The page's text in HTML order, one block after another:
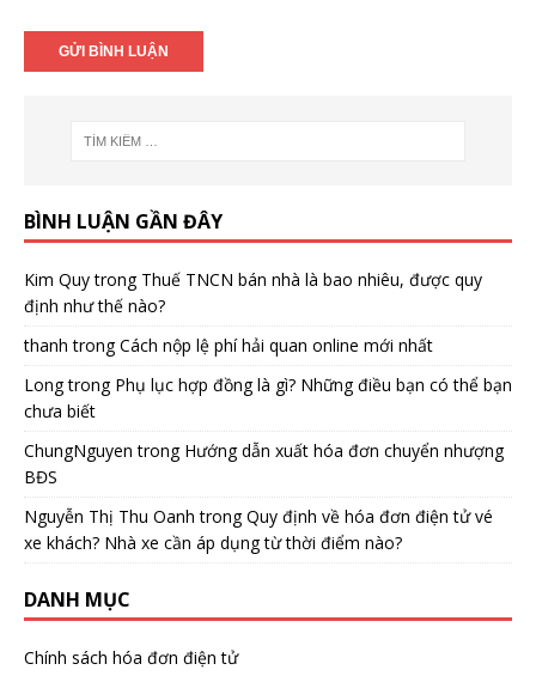
BÌNH LUẬN GẦN ĐÂY
Kim Quytrong Thuế TNCN bán nhà là bao nhiêu, được quy
định như thế nào?
thanh trongCách nộp lệ phí hải quan online mới nhất
Longtrong Phụ lục hợp đồng là gì? Những điều bạn có thể bạn
chưa biết
ChungNguyen trong Hướng dẫn xuất hóa đơn chuyển nhượng
BĐS
Nguyễn Thị Thu Oanh trongQuy định về hóa đơn điện tử vé
xe khách? Nhà xe cần áp dụng từ thời điểm nào?
DANH MỤC
Chính sách hóa đơn điện tử